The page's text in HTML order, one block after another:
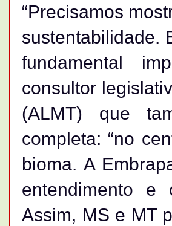
“Precisamos
sustentabilidade.
fundamental
consultor
(ALMT) que
completa: “no
bioma. A
entendimento e
Assim, MS e MT